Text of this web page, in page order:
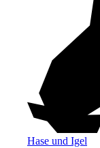
Hase und Igel